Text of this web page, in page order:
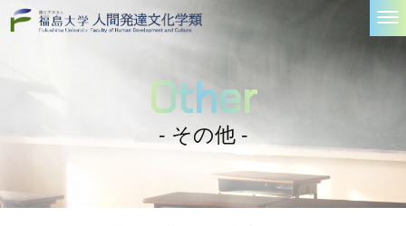
Other
- その他 -